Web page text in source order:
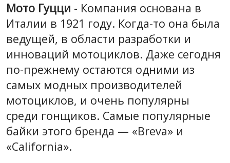
Мото Гуцци - Компания основана в
Италии в 1921 году. Когда-то она была
ведущей, в области разработки и
инноваций мотоциклов. Даже сегодня
по-прежнему остаются одними из
самых модных производителей
мотоциклов, и очень популярны
среди гонщиков. Самые популярные
байки этого бренда — «Breva» и
«California».